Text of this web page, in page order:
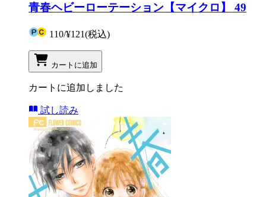
青春ヘビーローテーション【マイクロ】 49
110/¥121(税込)
カートに追加
カートに追加しました
試し読み